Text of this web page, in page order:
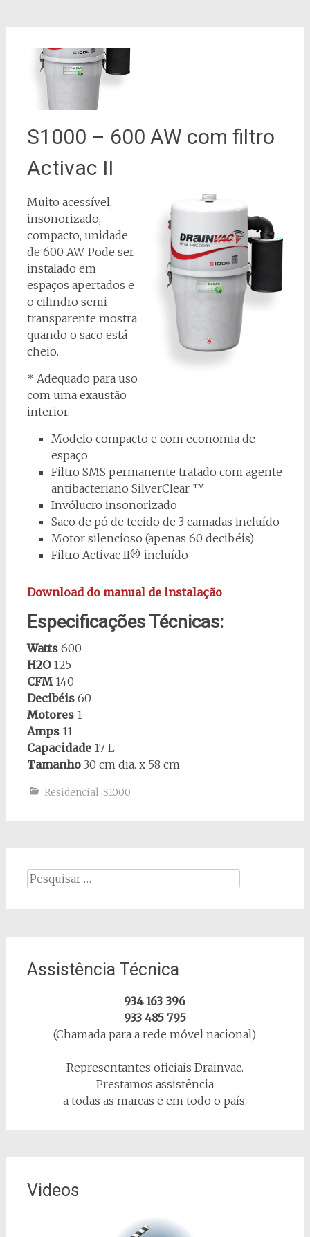
S1000 – 600 AW com filtro
Activac II
Muito acessível,
insonorizado,
compacto, unidade
de 600 AW. Pode ser
instalado em
espaços apertados e
o cilindro semi-
transparente mostra
quando o saco está
cheio.
* Adequado para uso
com uma exaustão
interior.
Modelo compacto e com economia de
espaço
Filtro SMS permanente tratado com agente
antibacteriano SilverClear ™
Invólucro insonorizado
Saco de pó de tecido de 3 camadas incluído
Motor silencioso (apenas 60 decibéis)
Filtro Activac II® incluído
Download do manual de instalação
Especificações Técnicas:
Watts 600
H2O125
CFM140
Decibéis60
Motores1
Amps11
Capacidade17 L
Tamanho30 cm dia. x 58 cm
Residencial,S1000
Procurar
Assistência Técnica
934 163 396
933 485 795
(Chamada para a rede móvel nacional)
Representantes oficiais Drainvac.
Prestamos assistência
a todas as marcas e em todo o país.
Videos